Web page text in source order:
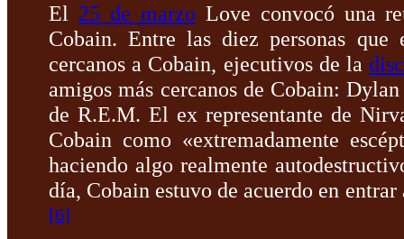
El 25 de marzo Love convocó una
Cobain. Entre las diez personas que
cercanos a Cobain, ejecutivos de la
amigos más cercanos de Cobain:
de R.E.M. El ex representante de
Cobain como «extremadamente
haciendo algo realmente
día, Cobain estuvo de acuerdo en
[6]